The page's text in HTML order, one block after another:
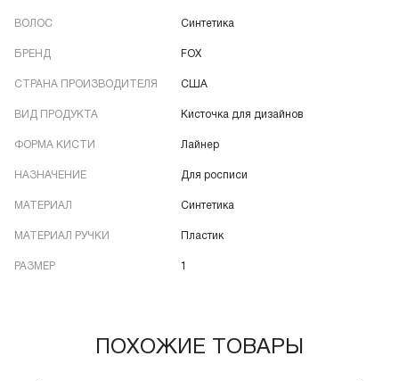
ВОЛОС Синтетика
БРЕНД FOX
СТРАНА ПРОИЗВОДИТЕЛЯ США
ВИД ПРОДУКТА Кисточка для дизайнов
ФОРМА КИСТИ Лайнер
НАЗНАЧЕНИЕ Для росписи
МАТЕРИАЛ Синтетика
МАТЕРИАЛ РУЧКИ Пластик
РАЗМЕР 1
ПОХОЖИЕ ТОВАРЫ